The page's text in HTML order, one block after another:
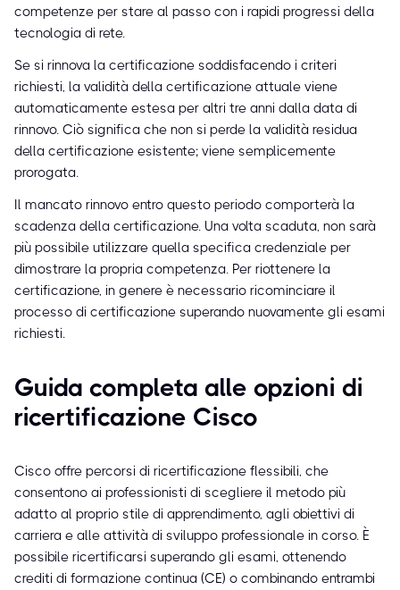
competenze per stare al passo con i rapidi progressi della
tecnologia di rete.
Se si rinnova la certificazione soddisfacendo i criteri
richiesti, la validità della certificazione attuale viene
automaticamente estesa per altri tre anni dalla data di
rinnovo. Ciò significa che non si perde la validità residua
della certificazione esistente; viene semplicemente
prorogata.
Il mancato rinnovo entro questo periodo comporterà la
scadenza della certificazione. Una volta scaduta, non sarà
più possibile utilizzare quella specifica credenziale per
dimostrare la propria competenza. Per riottenere la
certificazione, in genere è necessario ricominciare il
processo di certificazione superando nuovamente gli esami
richiesti.
Guida completa alle opzioni di
ricertificazione Cisco
Cisco offre percorsi di ricertificazione flessibili, che
consentono ai professionisti di scegliere il metodo più
adatto al proprio stile di apprendimento, agli obiettivi di
carriera e alle attività di sviluppo professionale in corso. È
possibile ricertificarsi superando gli esami, ottenendo
crediti di formazione continua (CE) o combinando entrambi